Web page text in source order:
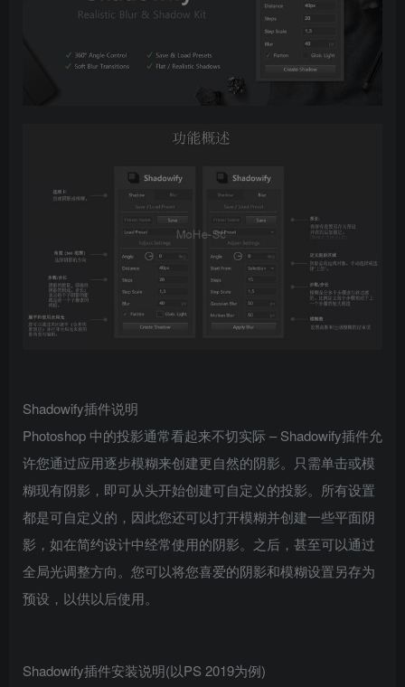
Shadowify插件说明
Photoshop 中的投影通常看起来不切实际 – Shadowify插件允
许您通过应用逐步模糊来创建更自然的阴影。只需单击或模
糊现有阴影，即可从头开始创建可自定义的投影。所有设置
都是可自定义的，因此您还可以打开模糊并创建一些平面阴
影，如在简约设计中经常使用的阴影。之后，甚至可以通过
全局光调整方向。您可以将您喜爱的阴影和模糊设置另存为
预设，以供以后使用。
Shadowify插件安装说明(以PS 2019为例)